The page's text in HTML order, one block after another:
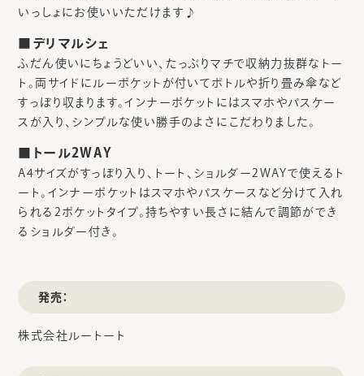
いっしょにお使いいただけます♪
■デリマルシェ
ふだん使いにちょうどいい、たっぷりマチで収納力抜群なトー
ト。両サイドにルーポケットが付いてボトルや折り畳み傘など
すっぽり収まります。インナーポケットにはスマホやパスケー
スが入り、シンプルな使い勝手のよさにこだわりました。
■トール2WAY
A4サイズがすっぽり入り、トート、ショルダー2WAYで使えるト
ート。インナーポケットはスマホやパスケースなど分けて入れ
られる2ポケットタイプ。持ちやすい長さに結んで調節ができ
るショルダー付き。
発売：
株式会社ルートート